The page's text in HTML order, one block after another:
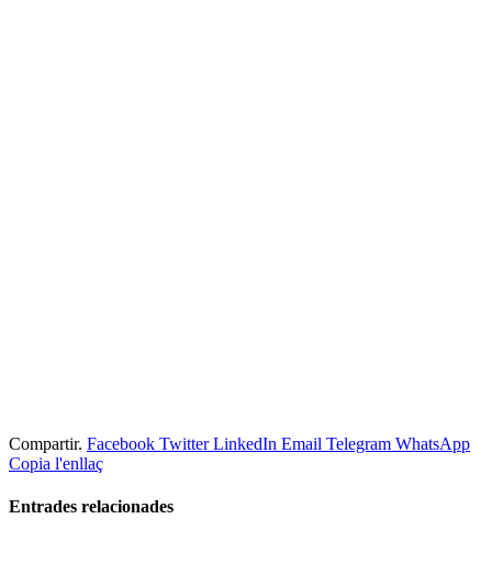
Compartir. Facebook Twitter LinkedIn Email Telegram WhatsApp
Copia l'enllaç
Entrades relacionades